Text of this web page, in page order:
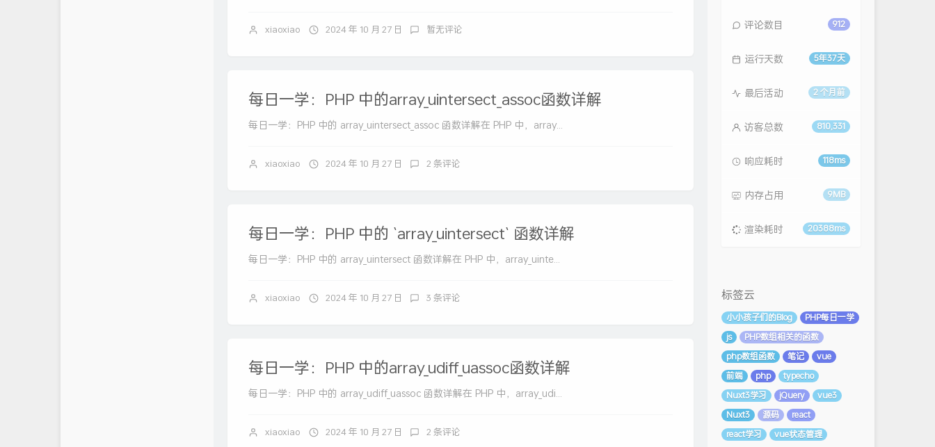
xiaoxiao 2024 年 10 月 27 日 暂无评论
每日一学：PHP 中的array_uintersect_assoc函数详解
每日一学：PHP 中的 array_uintersect_assoc 函数详解在 PHP 中，array...
xiaoxiao 2024 年 10 月 27 日 2 条评论
每日一学：PHP 中的 `array_uintersect` 函数详解
每日一学：PHP 中的 array_uintersect 函数详解在 PHP 中，array_uinte...
xiaoxiao 2024 年 10 月 27 日 3 条评论
每日一学：PHP 中的array_udiff_uassoc函数详解
每日一学：PHP 中的 array_udiff_uassoc 函数详解在 PHP 中，array_udi...
xiaoxiao 2024 年 10 月 27 日 2 条评论
912
评论数目
5年37天
运行天数
2 个月前
最后活动
810,331
访客总数
118ms
响应耗时
9MB
内存占用
20388ms
渲染耗时
标签云
小小孩子们的Blog
PHP每日一学
js
PHP数组相关的函数
php数组函数
笔记
vue
前端
php
typecho
Nuxt3学习
jQuery
vue3
Nuxt3
源码
react
react学习
vue状态管理